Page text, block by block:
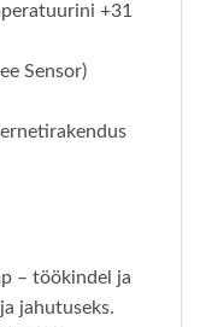
+31
Sensor)
– töökindel ja
jahutuseks.